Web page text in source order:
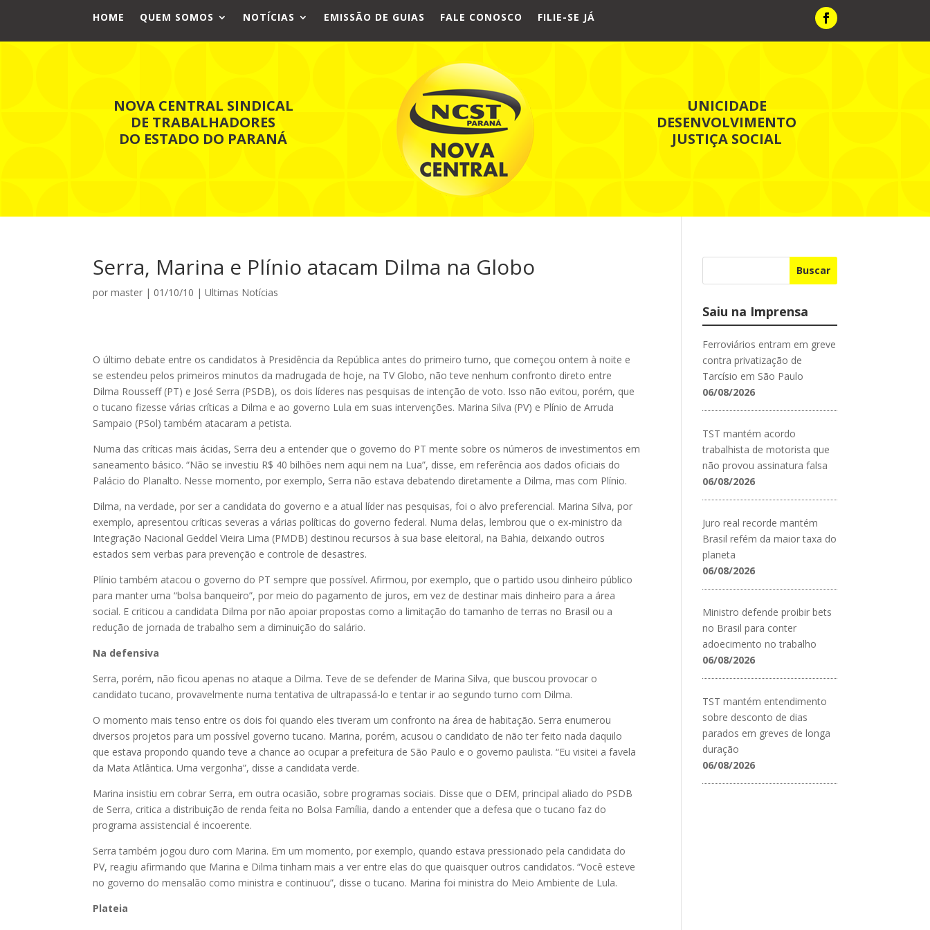
HOME QUEM SOMOS NOTÍCIAS EMISSÃO DE GUIAS FALE CONOSCO FILIE-SE JÁ
NOVA CENTRAL SINDICAL
DE TRABALHADORES
DO ESTADO DO PARANÁ
UNICIDADE
DESENVOLVIMENTO
JUSTIÇA SOCIAL
Serra, Marina e Plínio atacam Dilma na Globo
pormaster | 01/10/10 |Ultimas Notícias
O último debate entre os candidatos à Presidência da República antes do primeiro turno, que começou ontem à noite e
se estendeu pelos primeiros minutos da madrugada de hoje, na TV Globo, não teve nenhum confronto direto entre
Dilma Rousseff (PT) e José Serra (PSDB), os dois líderes nas pesquisas de intenção de voto. Isso não evitou, porém, que
o tucano fizesse várias críticas a Dilma e ao governo Lula em suas intervenções. Marina Silva (PV) e Plínio de Arruda
Sampaio (PSol) também atacaram a petista.
Numa das críticas mais ácidas, Serra deu a entender que o governo do PT mente sobre os números de investimentos em
saneamento básico. “Não se investiu R$ 40 bilhões nem aqui nem na Lua”, disse, em referência aos dados oficiais do
Palácio do Planalto. Nesse momento, por exemplo, Serra não estava debatendo diretamente a Dilma, mas com Plínio.
Dilma, na verdade, por ser a candidata do governo e a atual líder nas pesquisas, foi o alvo preferencial. Marina Silva, por
exemplo, apresentou críticas severas a várias políticas do governo federal. Numa delas, lembrou que o ex-ministro da
Integração Nacional Geddel Vieira Lima (PMDB) destinou recursos à sua base eleitoral, na Bahia, deixando outros
estados sem verbas para prevenção e controle de desastres.
Plínio também atacou o governo do PT sempre que possível. Afirmou, por exemplo, que o partido usou dinheiro público
para manter uma “bolsa banqueiro”, por meio do pa­­gamento de juros, em vez de destinar mais dinheiro para a área
social. E criticou a candidata Dilma por não apoiar propostas como a limitação do tamanho de terras no Brasil ou a
redução de jornada de trabalho sem a diminuição do salário.
Na defensiva
Serra, porém, não ficou apenas no ataque a Dilma. Teve de se defender de Marina Silva, que buscou provocar o
candidato tucano, provavelmente numa tentativa de ultrapassá-lo e tentar ir ao segundo turno com Dilma.
O momento mais tenso entre os dois foi quando eles tiveram um confronto na área de habitação. Serra enumerou
diversos projetos para um possível governo tucano. Marina, porém, acusou o candidato de não ter feito nada daquilo
que estava propondo quando teve a chance ao ocupar a prefeitura de São Paulo e o governo paulista. “Eu visitei a favela
da Mata Atlântica. Uma vergonha”, disse a candidata verde.
Marina insistiu em cobrar Serra, em outra ocasião, sobre programas sociais. Disse que o DEM, principal aliado do PSDB
de Serra, critica a distribuição de renda feita no Bolsa Família, dando a entender que a defesa que o tucano faz do
programa assistencial é incoerente.
Serra também jogou duro com Marina. Em um momento, por exemplo, quando estava pressionado pela candidata do
PV, reagiu afirmando que Marina e Dilma tinham mais a ver entre elas do que quaisquer outros candidatos. “Você esteve
no governo do mensalão como ministra e continuou”, disse o tucano. Marina foi ministra do Meio Ambiente de Lula.
Plateia
Buscar
Saiu na Imprensa
Ferroviários entram em greve
contra privatização de
Tarcísio em São Paulo
06/08/2026
TST mantém acordo
trabalhista de motorista que
não provou assinatura falsa
06/08/2026
Juro real recorde mantém
Brasil refém da maior taxa do
planeta
06/08/2026
Ministro defende proibir bets
no Brasil para conter
adoecimento no trabalho
06/08/2026
TST mantém entendimento
sobre desconto de dias
parados em greves de longa
duração
06/08/2026